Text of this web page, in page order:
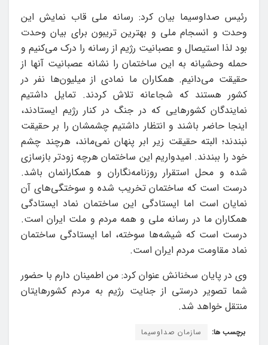
رئیس صداوسیما بیان کرد: رسانه ملی قاب نمایش این
وحدت و انسجام ملی و بهترین تریبون برای بیان وحدت
بود لذا استیصال و عصبانیت رژیم از رسانه را درک می‌کنیم و
حمله وحشیانه به این ساختمان را نشانه عصبانیت آنها از
حقیقت می‌دانیم. همکاران ما نمادی از میلیون‌ها نفر در
کشور هستند که شجاعانه تلاش کردند. تمایل داشتیم
نمایندگان کشورهایی که در جنگ در کنار رژیم ایستادند،
اینجا حاضر باشند و انتظار داشتیم چشمشان را بر حقیقت
نبندند؛ البته حقیقت زیر ابر پنهان نمی‌ماند، هرچند چشم
خود را ببندند. امیدواریم این ساختمان هرچه زودتر بازسازی
شده و محل استقرار روزنامه‌نگاران و همکارانمان باشد.
درست است که ساختمان تخریب شده و سوختگی‌های آن
نمایان است اما ایستادگی این ساختمان نماد ایستادگی
همکاران ما در رسانه ملی و همه مردم و ملت ایران است.
درست است که شیشه‌ها سوخته، اما ایستادگی ساختمان
نماد مقاومت مردم ایران است.
وی در پایان سخنانش عنوان کرد: من اطمینان دارم با حضور
شما تصویر درستی از جنایت رژیم به مردم کشورهایتان
منتقل خواهد شد.
برچسب ها: سازمان صداوسیما